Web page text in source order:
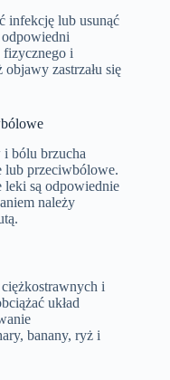
infekcję lub usunąć
fizycznego i
zastrzału się
i bólu brzucha
lub przeciwbólowe.
leki są odpowiednie
należy
ciężkostrawnych i
układ
banany, ryż i